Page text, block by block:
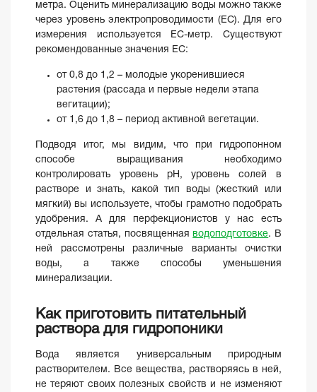
метра. Оценить минерализацию воды можно также
через уровень электропроводимости (EC). Для его
измерения используется EC-метр. Существуют
рекомендованные значения ЕС:
от 0,8 до 1,2 – молодые укоренившиеся
растения (рассада и первые недели этапа
вегитации);
от 1,6 до 1,8 – период активной вегетации.
Подводя итог, мы видим, что при гидропонном
способе выращивания необходимо
контролировать уровень pH, уровень солей в
растворе и знать, какой тип воды (жесткий или
мягкий) вы используете, чтобы грамотно подобрать
удобрения. А для перфекционистов у нас есть
отдельная статья, посвященнаяводоподготовке. В
ней рассмотрены различные варианты очистки
воды, а также способы уменьшения
минерализации.
Как приготовить питательный
раствора для гидропоники
Вода является универсальным природным
растворителем. Все вещества, растворяясь в ней,
не теряют своих полезных свойств и не изменяют